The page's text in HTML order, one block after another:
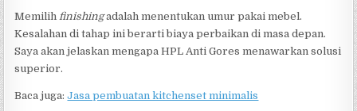
Memilihfinishingadalah menentukan umur pakai mebel.
Kesalahan di tahap ini berarti biaya perbaikan di masa depan.
Saya akan jelaskan mengapa HPL Anti Gores menawarkan solusi
superior.
Baca juga:Jasa pembuatan kitchenset minimalis